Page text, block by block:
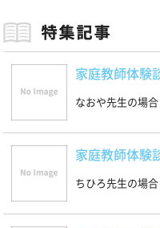
家庭教師体験
なおや先生の場合
家庭教師体験
ちひろ先生の場合